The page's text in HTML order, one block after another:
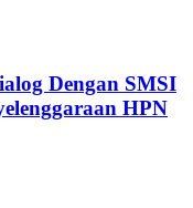
Dengan SMSI
HPN